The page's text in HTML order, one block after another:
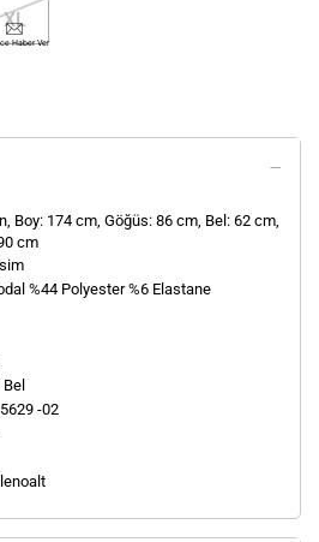
XL
Haber Ver
Boy: 174 cm, Göğüs: 86 cm, Bel: 62 cm,
cm
%44 Polyester %6 Elastane
-02